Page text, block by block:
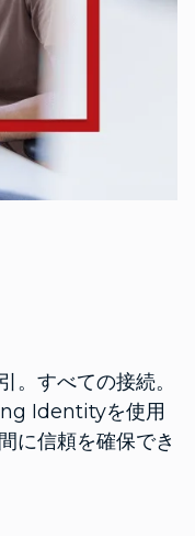
。すべての接続。
Identityを使用
に信頼を確保でき